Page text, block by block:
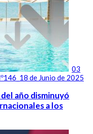
03
de Junio de 2025
año disminuyó
a los